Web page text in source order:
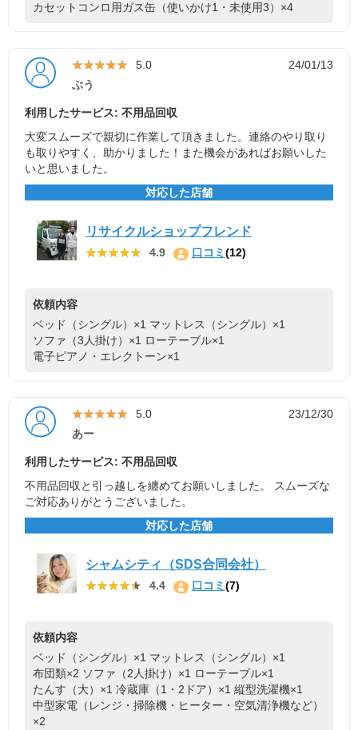
カセットコンロ用ガス缶（使いかけ1・未使用3）×4
★★★★★
★★★★★ 5.0
24/01/13
ぶう
利用したサービス: 不用品回収
大変スムーズで親切に作業して頂きました。連絡のやり取り
も取りやすく、助かりました！また機会があればお願いした
いと思いました。
対応した店舗
リサイクルショップフレンド
★★★★★
★★★★★ 4.9 口コミ(12)
依頼内容
ベッド（シングル）×1 マットレス（シングル）×1
ソファ（3人掛け）×1 ローテーブル×1
電子ピアノ・エレクトーン×1
★★★★★
★★★★★ 5.0
23/12/30
あー
利用したサービス: 不用品回収
不用品回収と引っ越しを纏めてお願いしました。 スムーズな
ご対応ありがとうございました。
対応した店舗
シャムシティ（SDS合同会社）
★★★★★
★★★★★ 4.4 口コミ(7)
依頼内容
ベッド（シングル）×1 マットレス（シングル）×1
布団類×2 ソファ（2人掛け）×1 ローテーブル×1
たんす（大）×1 冷蔵庫（1・2ドア）×1 縦型洗濯機×1
中型家電（レンジ・掃除機・ヒーター・空気清浄機など）
×2